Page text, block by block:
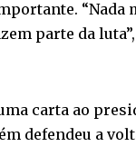
parte da
carta ao
defendeu a